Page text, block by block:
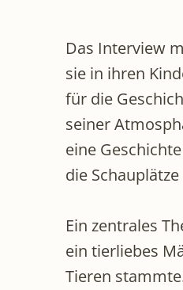
Das Interview
sie in ihren
für die
seiner
eine
die
Ein zentrales
ein tierliebes
Tieren